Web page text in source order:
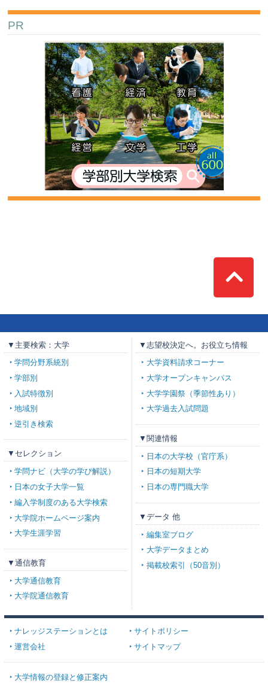
PR
Top
▼主要検索：大学
学問分野系統別
学部別
入試特徴別
地域別
逆引き検索
▼セレクション
学問ナビ（大学の学び解説）
日本の女子大学一覧
編入学制度のある大学検索
大学院ホームページ案内
大学生涯学習
▼通信教育
大学通信教育
大学院通信教育
▼志望校決定へ。お役立ち情報
大学資料請求コーナー
大学オープンキャンパス
大学学園祭（季節性あり）
大学過去入試問題
▼関連情報
日本の大学校（官庁系）
日本の短期大学
日本の専門職大学
▼データ 他
編集室ブログ
大学データまとめ
掲載校索引（50音別）
ナレッジステーションとは
サイトポリシー
運営会社
サイトマップ
大学情報の登録と修正案内